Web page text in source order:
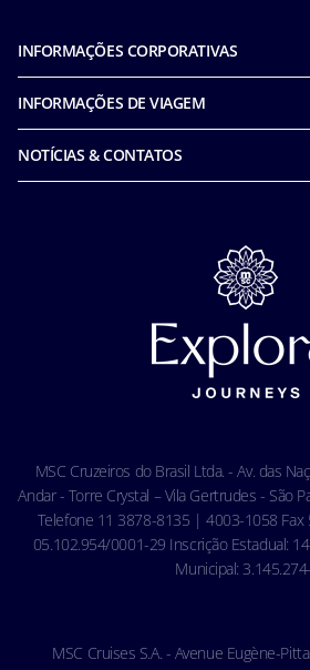
INFORMAÇÕES CORPORATIVAS
Sobre a MSC
Sustentabilidade
Corporativo e fretamentos
Aviso de privacidade de reconhecimento facial
Ocean Cay MSC Marine Reserve
INFORMAÇÕES DE VIAGEM
Antes de viajar
Termos e Condições da Assistência Viagem
Termos e Condições Gerais - Agência
Termos e Condições Gerais - Online
Condições Gerais do Seguro Viagem
Carta de Direitos dos Passageiros
Condições gerais de transporte
NOTÍCIAS & CONTATOS
Tratamento de dados pessoais
MSC Cruzeiros do Brasil Ltda. - Av. das
Andar - Torre Crystal – Vila Gertrudes - São
Telefone 11 3878-8135 | 4003-1058 Fax
05.102.954/0001-29 Inscrição Estadual:
Municipal:
MSC Cruises S.A. - Avenue Eugène-